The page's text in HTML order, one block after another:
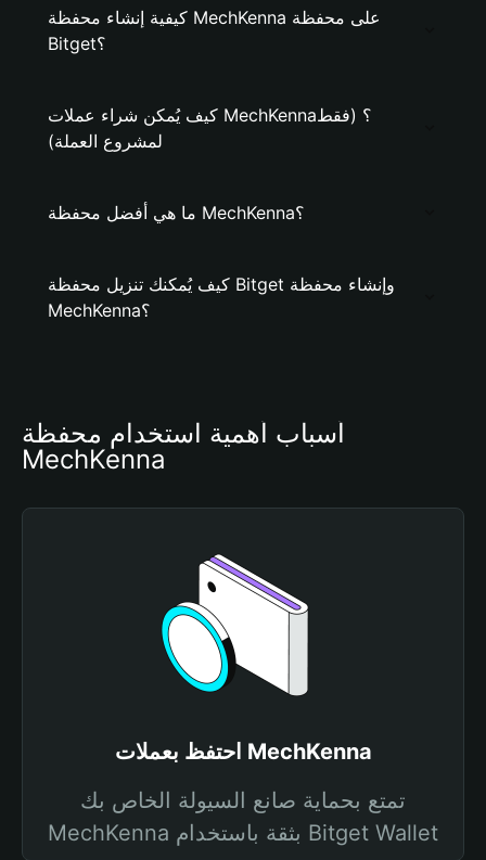
كيفية إنشاء محفظة MechKenna على محفظة
Bitget؟
كيف يُمكن شراء عملات MechKenna؟ (فقط
لمشروع العملة)
ما هي أفضل محفظة MechKenna؟
كيف يُمكنك تنزيل محفظة Bitget وإنشاء محفظة
MechKenna؟
أسباب أهمية استخدام محفظة
MechKenna
احتفظ بعملات MechKenna
تمتع بحماية صانع السيولة الخاص بك
MechKenna بثقة باستخدام Bitget Wallet